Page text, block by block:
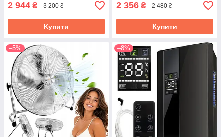
2 944 ₴ 3 200 ₴
Купити
2 356 ₴ 2 480 ₴
Купити
–5% –8%